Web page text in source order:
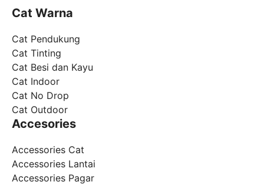
Cat Warna
Cat Pendukung
Cat Tinting
Cat Besi dan Kayu
Cat Indoor
Cat No Drop
Cat Outdoor
Accesories
Accessories Cat
Accessories Lantai
Accessories Pagar